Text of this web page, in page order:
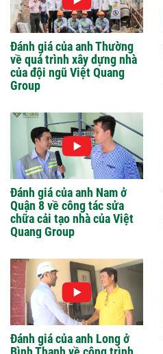
Đánh giá của anh Thường
về quá trình xây dựng nhà
của đội ngũ Việt Quang
Group
Đánh giá của anh Nam ở
Quận 8 về công tác sửa
chữa cải tạo nhà của Việt
Quang Group
Đánh giá của anh Long ở